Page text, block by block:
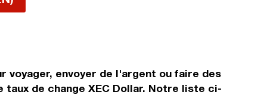
voyager, envoyer de l'argent ou faire des
de change XEC Dollar. Notre liste ci-